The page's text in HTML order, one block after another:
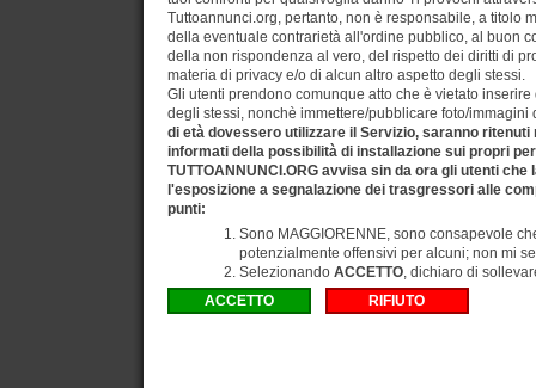
Tuttoannunci.org, pertanto, non è responsabile, a titolo
della eventuale contrarietà all'ordine pubblico, al buon
della non rispondenza al vero, del rispetto dei diritti di
materia di privacy e/o di alcun altro aspetto degli stessi.
Gli utenti prendono comunque atto che è vietato
degli stessi, nonchè immettere/pubblicare foto/
di età dovessero utilizzare il Servizio, saranno
informati della possibilità di installazione sui propri
TUTTOANNUNCI.ORG avvisa sin da ora gli utenti
l'esposizione a segnalazione dei trasgressori alle
punti:
Sono MAGGIORENNE, sono consapevole
potenzialmente offensivi per alcuni; non mi
Selezionando ACCETTO, dichiaro di